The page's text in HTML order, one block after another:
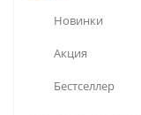
Новинки
Акция
Бестселлер